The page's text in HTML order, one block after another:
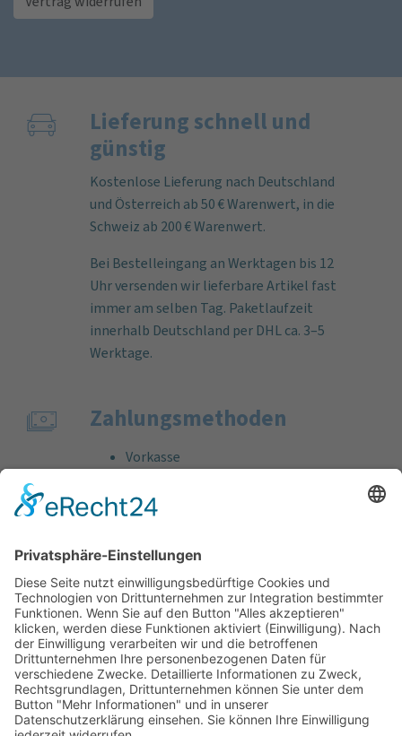
Lieferung schnell und
günstig
Kostenlose Lieferung nach Deutschland
und Österreich ab 50 € Warenwert, in die
Schweiz ab 200 € Warenwert.
Bei Bestelleingang an Werktagen bis 12
Uhr versenden wir lieferbare Artikel fast
immer am selben Tag. Paketlaufzeit
innerhalb Deutschland per DHL ca. 3–5
Werktage.
Zahlungs­methoden
Vorkasse
Bankeinzug
Kreditkarte (VISA & MasterCard)
Support
Kostenlose Beratung vor und nach dem
Kauf!
Qualität